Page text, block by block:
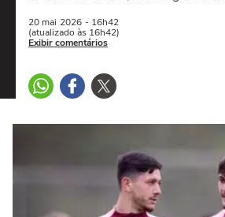
20 mai 2026 - 16h42
(atualizado às 16h42)
Exibir comentários